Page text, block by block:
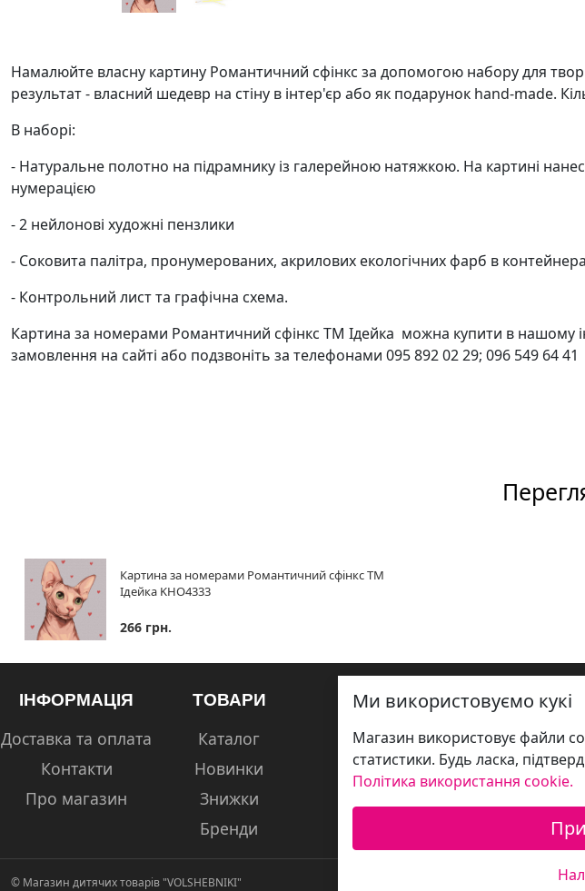
Намалюйте власну картину Романтичний сфінкс за допомогою набору для
результат - власний шедевр на стіну в інтер'єр або як подарунок hand-made.
В наборі:
- Натуральне полотно на підрамнику із галерейною натяжкою. На картині
нумерацією
- 2 нейлонові художні пензлики
- Соковита палітра, пронумерованих, акрилових екологічних фарб в
- Контрольний лист та графічна схема.
Картина за номерами Романтичний сфінкс ТМ Ідейка можна купити в нашому
замовлення на сайті або подзвоніть за телефонами 095 892 02 29; 096 549 64 41
Картина за номерами Романтичний сфінкс ТМ
Ідейка KHO4333
266 грн.
ІНФОРМАЦІЯ
Доставка та оплата
Контакти
Про магазин
ТОВАРИ
Каталог
Новинки
Знижки
Бренди
© Магазин дитячих товарів "VOLSHEBNIKI"
Ми використовуємо кукі
Магазин використовує файли
статистики. Будь ласка,
Політика використання cookie.